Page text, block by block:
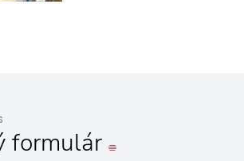
formulár